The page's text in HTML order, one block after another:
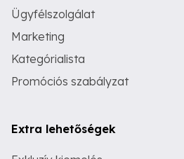
Ügyfélszolgálat
Marketing
Kategórialista
Promóciós szabályzat
Extra lehetőségek